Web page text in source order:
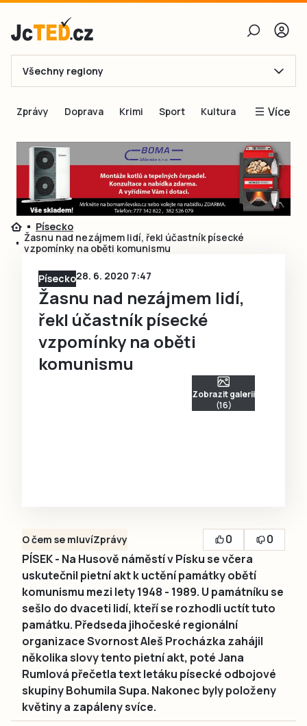
E-mail
Obnovit heslo
Přihlásit se
Ještě nemám účet, chci se
Všechny regiony
Zprávy Doprava Krimi Sport Kultura Více
Blogy
Inspirace
Čtenáři píší
Speciální přílohy
Písecko
Žasnu nad nezájmem lidí, řekl účastník písecké
vzpomínky na oběti komunismu
Písecko28. 6. 2020 7:47
Žasnu nad nezájmem lidí,
řekl účastník písecké
vzpomínky na oběti
komunismu
Zobrazit galerii
(16)
O čem se mluvíZprávy 0
0
PÍSEK - Na Husově náměstí v Písku se včera
uskutečnil pietní akt k uctění památky obětí
komunismu mezi lety 1948 - 1989. U památníku se
sešlo do dvaceti lidí, kteří se rozhodli uctít tuto
památku. Předseda jihočeské regionální
organizace Svornost Aleš Procházka zahájil
několika slovy tento pietní akt, poté Jana
Rumlová přečetla text letáku písecké odbojové
skupiny Bohumila Supa. Nakonec byly položeny
květiny a zapáleny svíce.